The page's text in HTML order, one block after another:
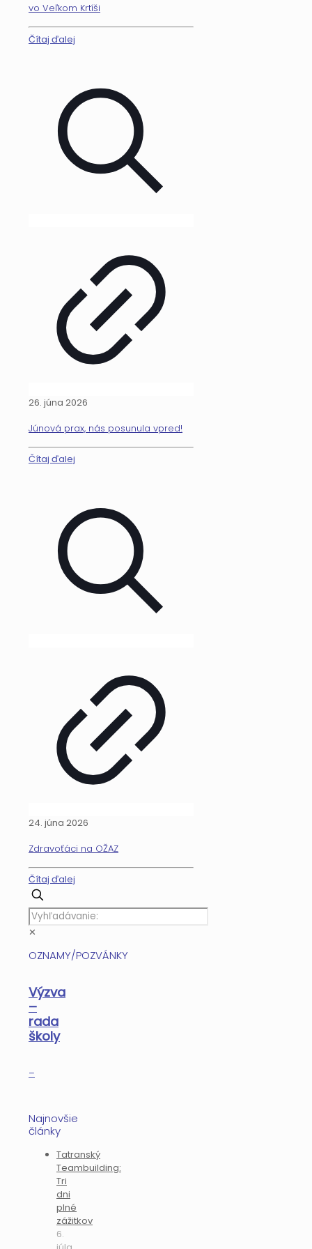
vo Veľkom Krtíši
Čítaj ďalej
26. júna 2026
Júnová prax, nás posunula vpred!
Čítaj ďalej
24. júna 2026
Zdravoťáci na OŽAZ
Čítaj ďalej
✕
OZNAMY/POZVÁNKY
Výzva
–
rada
školy
–
Najnovšie
články
Tatranský
Teambuilding:
Tri
dni
plné
zážitkov
6.